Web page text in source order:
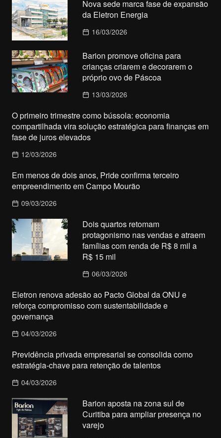
Nova sede marca fase de expansão
da Eletron Energia
16/03/2026
Barion promove oficina para
crianças criarem e decorarem o
próprio ovo de Páscoa
13/03/2026
O primeiro trimestre como bússola: economia
compartilhada vira solução estratégica para finanças em
fase de juros elevados
12/03/2026
Em menos de dois anos, Pride confirma terceiro
empreendimento em Campo Mourão
09/03/2026
Dois quartos retomam
protagonismo nas vendas e atraem
famílias com renda de R$ 8 mil a
R$ 15 mil
06/03/2026
Eletron renova adesão ao Pacto Global da ONU e
reforça compromisso com sustentabilidade e
governança
04/03/2026
Previdência privada empresarial se consolida como
estratégia-chave para retenção de talentos
04/03/2026
Barion aposta na zona sul de
Curitiba para ampliar presença no
varejo